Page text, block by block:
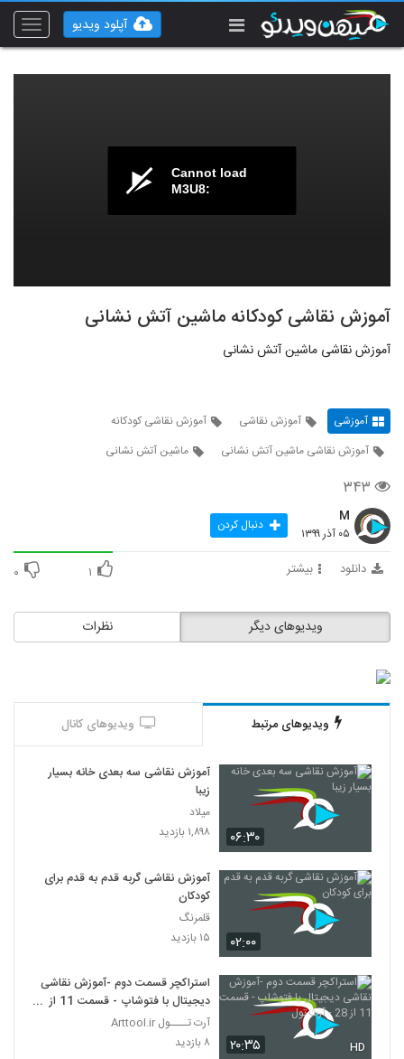
Toggle
آپلود ویدیو
Cannot load
M3U8:
آموزش نقاشی کودکانه ماشین آتش نشانی
آموزش نقاشی ماشین آتش نشانی
آموزشی آموزش نقاشی
آموزش نقاشی کودکانه
آموزش نقاشی ماشین آتش نشانی
ماشین آتش نشانی
۳۴۳
M
۰۵ آذر ۱۳۹۹ دنبال کردن
دانلود بیشتر ۱ ۰
نظرات ویدیوهای دیگر
ویدیوهای مرتبط ویدیوهای کانال
۰۶:۳۰
آموزش نقاشی سه بعدی خانه بسیار
زیبا
میلاد
۱,۸۹۸ بازدید
۰۲:۰۰
آموزش نقاشی گربه قدم به قدم برای
کودکان
قلمرنگ
۱۵ بازدید
۲۰:۳۵ HD
استراکچر قسمت دوم -آموزش نقاشی
دیجیتال با فتوشاپ - قسمت 11 از
28 - آرت تول
آرت تــــول Arttool.ir
۸ بازدید